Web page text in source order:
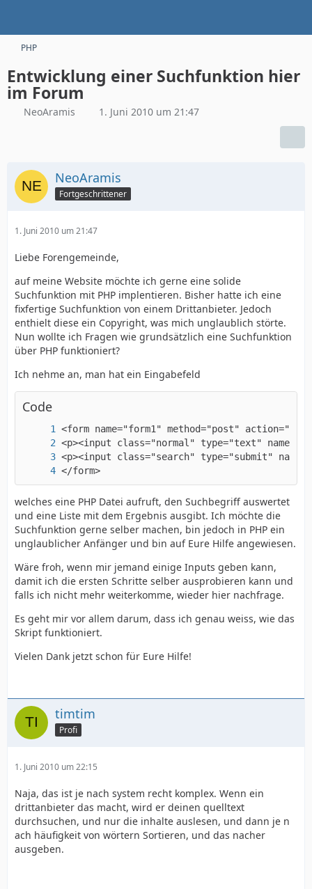
PHP
Entwicklung einer Suchfunktion hier
im Forum
NeoAramis 1. Juni 2010 um 21:47
NeoAramis
Fortgeschrittener
1. Juni 2010 um 21:47
Liebe Forengemeinde,
auf meine Website möchte ich gerne eine solide
Suchfunktion mit PHP implentieren. Bisher hatte ich eine
fixfertige Suchfunktion von einem Drittanbieter. Jedoch
enthielt diese ein Copyright, was mich unglaublich störte.
Nun wollte ich Fragen wie grundsätzlich eine Suchfunktion
über PHP funktioniert?
Ich nehme an, man hat ein Eingabefeld
Code
</form>
welches eine PHP Datei aufruft, den Suchbegriff auswertet
und eine Liste mit dem Ergebnis ausgibt. Ich möchte die
Suchfunktion gerne selber machen, bin jedoch in PHP ein
unglaublicher Anfänger und bin auf Eure Hilfe angewiesen.
Wäre froh, wenn mir jemand einige Inputs geben kann,
damit ich die ersten Schritte selber ausprobieren kann und
falls ich nicht mehr weiterkomme, wieder hier nachfrage.
Es geht mir vor allem darum, dass ich genau weiss, wie das
Skript funktioniert.
Vielen Dank jetzt schon für Eure Hilfe!
timtim
Profi
1. Juni 2010 um 22:15
Naja, das ist je nach system recht komplex. Wenn ein
drittanbieter das macht, wird er deinen quelltext
durchsuchen, und nur die inhalte auslesen, und dann je n
ach häufigkeit von wörtern Sortieren, und das nacher
ausgeben.